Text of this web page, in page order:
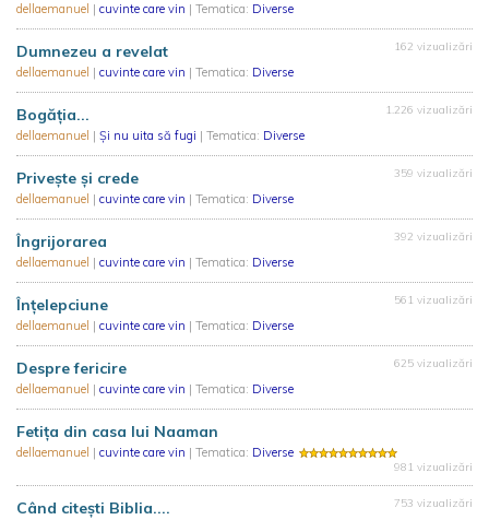
dellaemanuel | cuvinte care vin | Tematica: Diverse
Dumnezeu a revelat
dellaemanuel | cuvinte care vin | Tematica: Diverse
162 vizualizări
Bogăția...
dellaemanuel | Şi nu uita să fugi | Tematica: Diverse
1.226 vizualizări
Privește și crede
dellaemanuel | cuvinte care vin | Tematica: Diverse
359 vizualizări
Îngrijorarea
dellaemanuel | cuvinte care vin | Tematica: Diverse
392 vizualizări
Înțelepciune
dellaemanuel | cuvinte care vin | Tematica: Diverse
561 vizualizări
Despre fericire
dellaemanuel | cuvinte care vin | Tematica: Diverse
625 vizualizări
Fetița din casa lui Naaman
dellaemanuel | cuvinte care vin | Tematica: Diverse
981 vizualizări
Când citești Biblia.... 753 vizualizări